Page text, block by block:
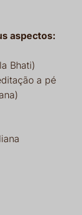
aspectos:
Bhati)
a pé